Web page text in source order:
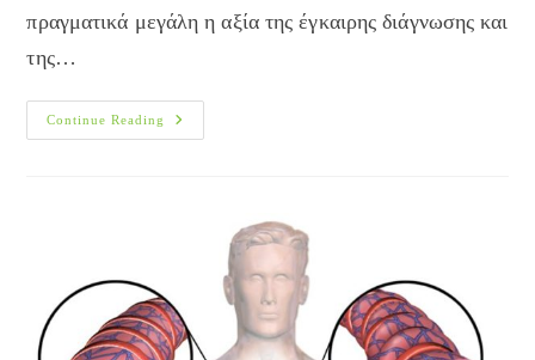
πραγματικά μεγάλη η αξία της έγκαιρης διάγνωσης και
της…
Continue Reading
Η
Υγεία